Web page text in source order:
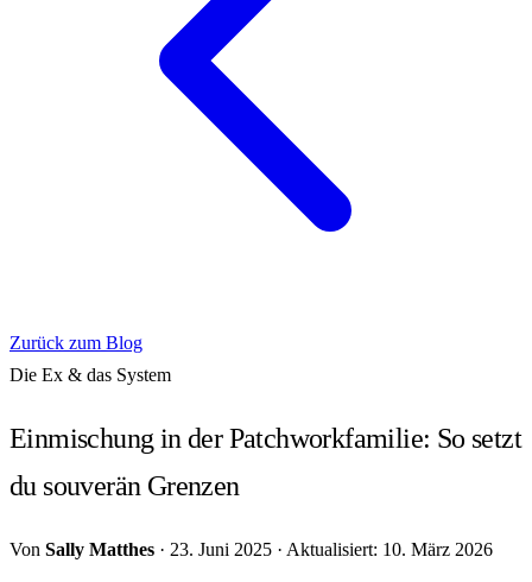
Zurück zum Blog
Die Ex & das System
Einmischung in der Patchworkfamilie: So setzt
du souverän Grenzen
Von Sally Matthes · 23. Juni 2025 · Aktualisiert: 10. März 2026